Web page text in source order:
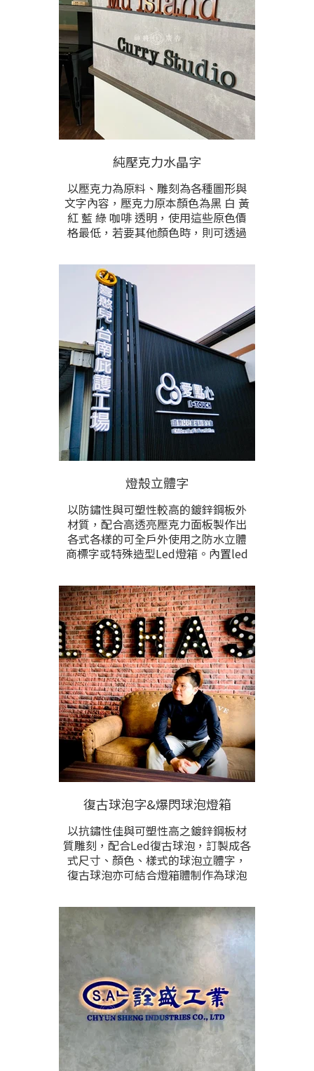
價格較高，請提供製作尺寸與內容字
數後洽詢。
純壓克力水晶字
以壓克力為原料、雕刻為各種圖形與
文字內容，壓克力原本顏色為黑 白 黃
紅 藍 綠 咖啡 透明，使用這些原色價
格最低，若要其他顏色時，則可透過
做選擇，越厚價格越高。
價格根據每字或每個圖的雕刻尺寸，
配合使用之厚度 顏色 逐一計價，請聊
聊提供製作內容 尺寸 顏色 估價。
燈殼立體字
以防鏽性與可塑性較高的鍍鋅鋼板外
材質，配合高透亮壓克力面板製作出
各式各樣的可全戶外使用之防水立體
商標字或特殊造型Led燈箱。內置led
度，本項目為各項戶外立體字招牌
中，亮度較高的選擇。 全客製化訂
做，文字內容、圖形、尺寸、顏色、
樣式、燈光色，與安裝方式完全根據
需求訂製。請提供現場安裝位置的照
片、門面約莫寬度尺寸、預計製作樣
式的照片聊聊洽詢。
復古球泡字&爆閃球泡燈箱
以抗鏽性佳與可塑性高之鍍鋅鋼板材
質雕刻，配合Led復古球泡，訂製成各
式尺寸、顏色、樣式的球泡立體字，
復古球泡亦可結合燈箱體制作為球泡
球泡燈色、內容設計完全根據需求訂
製。本項目根據製作尺寸計價，敬請
提供內容規格洽詢